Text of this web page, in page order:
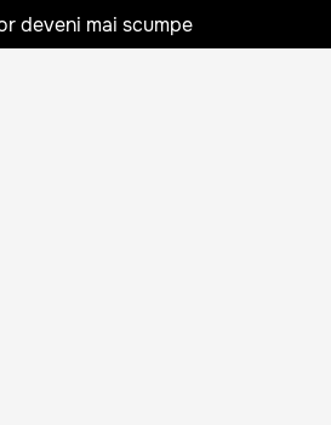
deveni mai scumpe